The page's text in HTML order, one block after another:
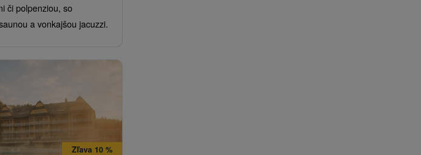
či polpenziou, so
a vonkajšou jacuzzi.
Zľava 10 %